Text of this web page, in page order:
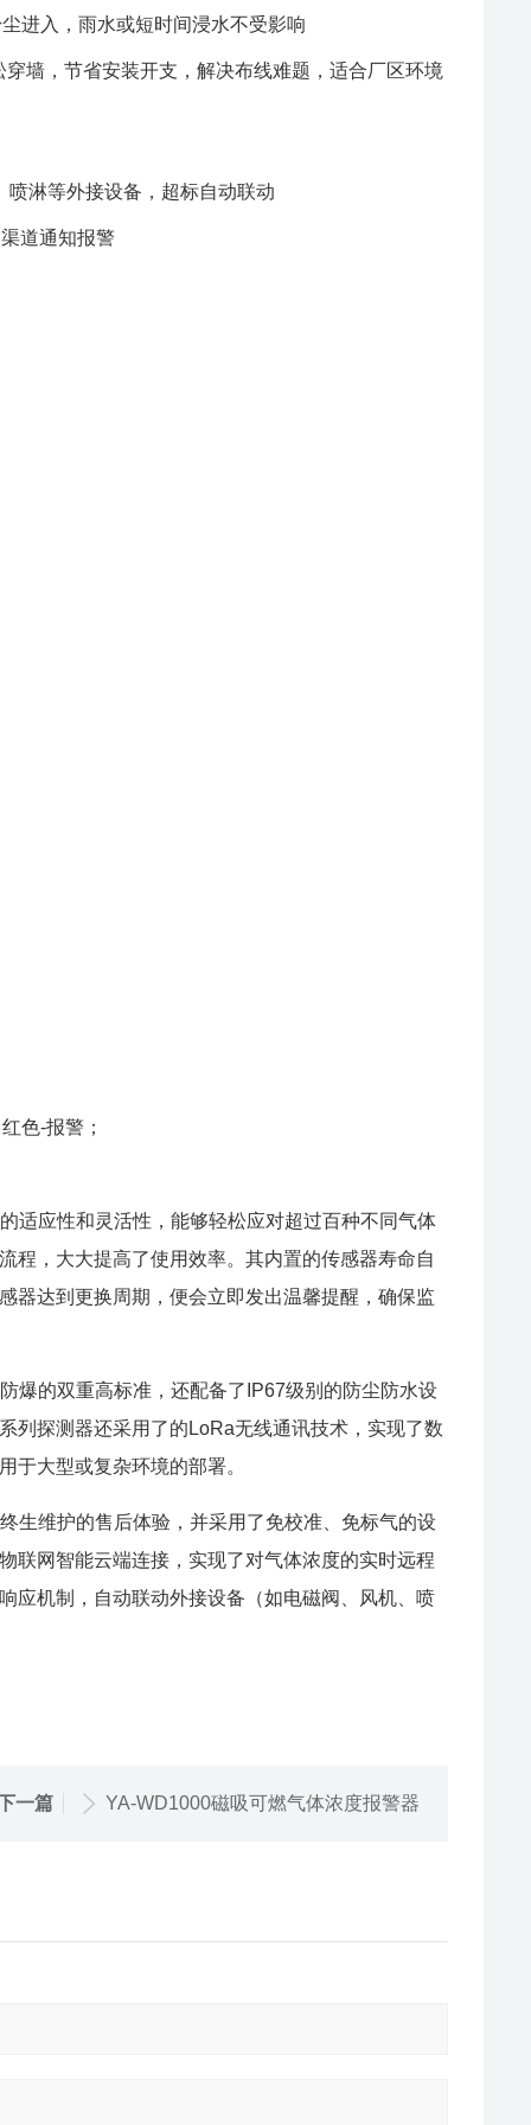
进入，雨水或短时间浸水不受影响
墙，节省安装开支，解决布线难题，适合厂区环境
淋等外接设备，超标自动联动
道通知报警
色-报警；
适应性和灵活性，能够轻松应对超过百种不同气体
程，大大提高了使用效率。其内置的传感器寿命自
器达到更换周期，便会立即发出温馨提醒，确保监
爆的双重高标准，还配备了IP67级别的防尘防水设
列探测器还采用了的LoRa无线通讯技术，实现了数
于大型或复杂环境的部署。
生维护的售后体验，并采用了免校准、免标气的设
联网智能云端连接，实现了对气体浓度的实时远程
应机制，自动联动外接设备（如电磁阀、风机、喷
一篇 YA-WD1000磁吸可燃气体浓度报警器